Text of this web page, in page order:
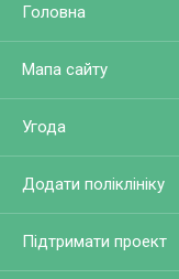
Головна
Мапа сайту
Угода
Додати поліклініку
Підтримати проект